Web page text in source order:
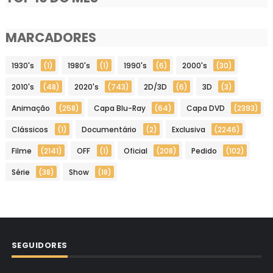
MARCADORES
1930's (1) 1980's (1) 1990's (6) 2000's (30)
2010's (48) 2020's (743) 2D/3D (6) 3D (3)
Animação (258) Capa Blu-Ray (64) Capa DVD (2393)
Clássicos (1) Documentário (2) Exclusiva (2246)
Filme (2141) OFF (1) Oficial (208) Pedido (102)
Série (38) Show (18)
SEGUIDORES